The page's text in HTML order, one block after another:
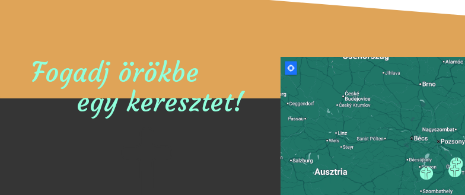
Fogadj örökbe
egy keresztet!